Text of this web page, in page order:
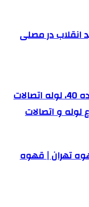
انقلاب در مصلی
فروش انواع لوله اتصالات رده 40، لوله اتصالات
لوله و اتصالات
تهران | قهوه